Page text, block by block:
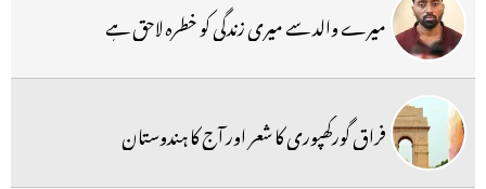
میرے والد سے میری زندگی کو خطرہ لاحق ہے
فراق گورکھپوری کا شعر اور آج کا ہندوستان